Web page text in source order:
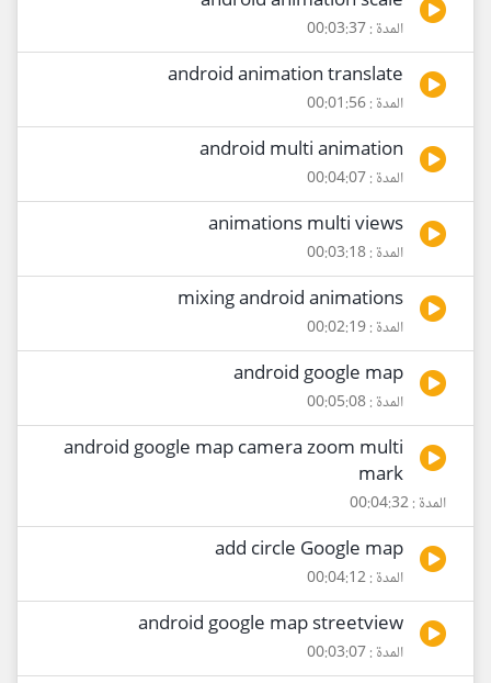
المدة : 00:03:37
android animation translate
المدة : 00:01:56
android multi animation
المدة : 00:04:07
animations multi views
المدة : 00:03:18
mixing android animations
المدة : 00:02:19
android google map
المدة : 00:05:08
android google map camera zoom multi
mark
المدة : 00:04:32
add circle Google map
المدة : 00:04:12
android google map streetview
المدة : 00:03:07